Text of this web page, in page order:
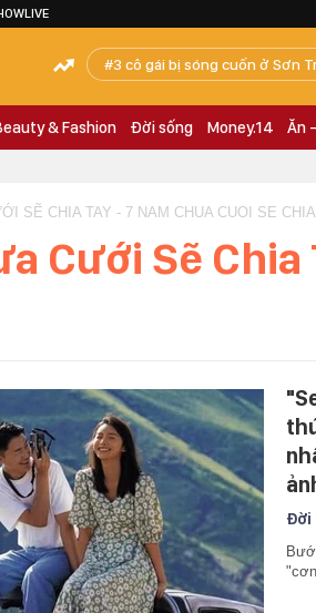
3 cô gái bị sóng cuốn ở Sơn
& Fashion Đời sống Money.14 Ăn
SẼ CHIA TAY - 7 NAM CHUA CUOI SE CHIA
Cưới Sẽ Chia
Đời